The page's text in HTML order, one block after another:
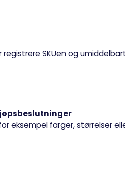
SKUen og
eksempel farger, størrelser